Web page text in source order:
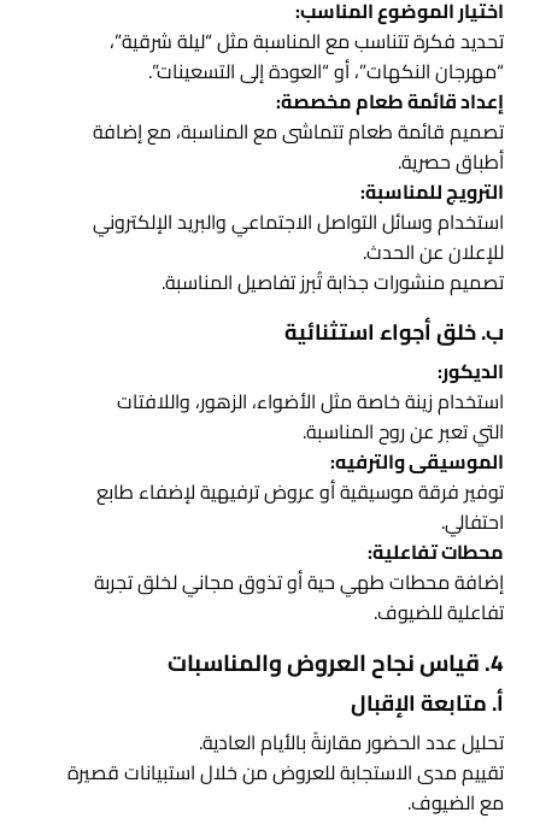
اختيار الموضوع المناسب:
تحديد فكرة تتناسب مع المناسبة مثل “ليلة شرقية”،
“مهرجان النكهات”، أو “العودة إلى التسعينات”.
إعداد قائمة طعام مخصصة:
تصميم قائمة طعام تتماشى مع المناسبة، مع إضافة
أطباق حصرية.
الترويج للمناسبة:
استخدام وسائل التواصل الاجتماعي والبريد الإلكتروني
للإعلان عن الحدث.
تصميم منشورات جذابة تُبرز تفاصيل المناسبة.
ب. خلق أجواء استثنائية
الديكور:
استخدام زينة خاصة مثل الأضواء، الزهور، واللافتات
التي تعبر عن روح المناسبة.
الموسيقى والترفيه:
توفير فرقة موسيقية أو عروض ترفيهية لإضفاء طابع
احتفالي.
محطات تفاعلية:
إضافة محطات طهي حية أو تذوق مجاني لخلق تجربة
تفاعلية للضيوف.
4. قياس نجاح العروض والمناسبات
أ. متابعة الإقبال
تحليل عدد الحضور مقارنةً بالأيام العادية.
تقييم مدى الاستجابة للعروض من خلال استبيانات قصيرة
مع الضيوف.